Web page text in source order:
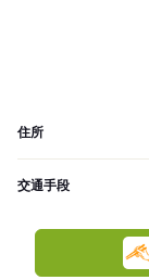
住所
交通手段